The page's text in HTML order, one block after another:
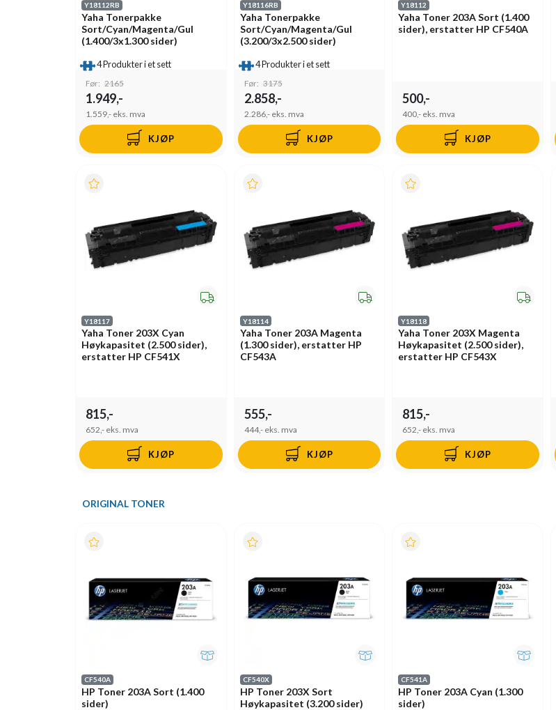
Y18112RB
Yaha Tonerpakke
Sort/Cyan/Magenta/Gul
(1.400/3x1.300 sider)
4 Produkter i et sett
Før: 2165
1.949,-
1.559,- eks. mva
KJØP
Y18116RB
Yaha Tonerpakke
Sort/Cyan/Magenta/Gul
(3.200/3x2.500 sider)
4 Produkter i et sett
Før: 3175
2.858,-
2.286,- eks. mva
KJØP
Y18112
Yaha Toner 203A Sort (1.400
sider), erstatter HP CF540A
500,-
400,- eks. mva
KJØP
Y18117
Yaha Toner 203X Cyan
Høykapasitet (2.500 sider),
erstatter HP CF541X
815,-
652,- eks. mva
KJØP
Y18114
Yaha Toner 203A Magenta
(1.300 sider), erstatter HP
CF543A
555,-
444,- eks. mva
KJØP
Y18118
Yaha Toner 203X Magenta
Høykapasitet (2.500 sider),
erstatter HP CF543X
815,-
652,- eks. mva
KJØP
ORIGINAL TONER
CF540A
HP Toner 203A Sort (1.400
sider)
CF540X
HP Toner 203X Sort
Høykapasitet (3.200 sider)
CF541A
HP Toner 203A Cyan (1.300
sider)